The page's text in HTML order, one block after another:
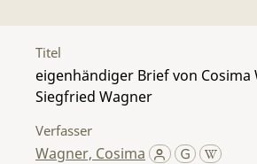
Titel
eigenhändiger Brief von Cosima
Siegfried Wagner
Verfasser
Wagner, Cosima